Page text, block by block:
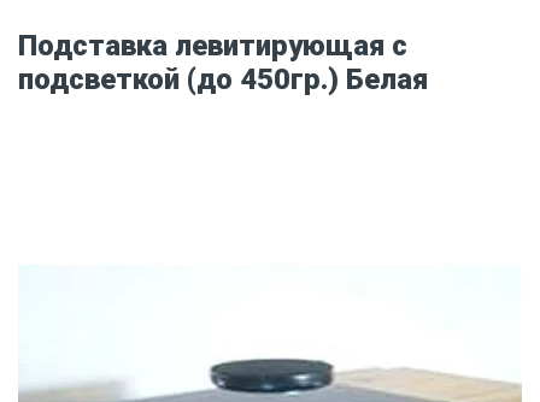
Подставка левитирующая с
подсветкой (до 450гр.) Белая